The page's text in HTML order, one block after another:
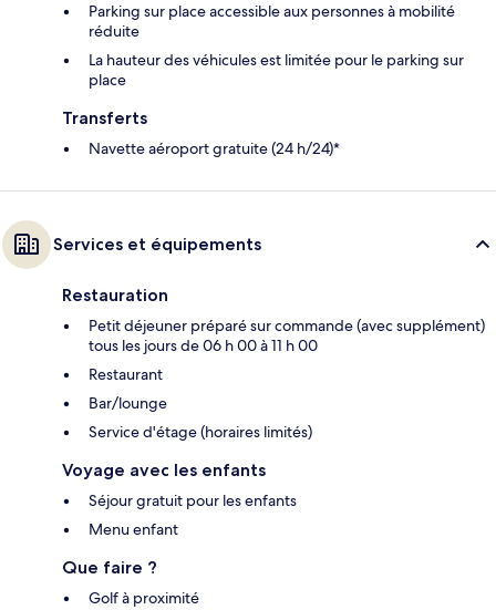
Parking sur place accessible aux personnes à mobilité
réduite
La hauteur des véhicules est limitée pour le parking sur
place
Transferts
Navette aéroport gratuite (24 h/24)*
Services et équipements
Restauration
Petit déjeuner préparé sur commande (avec supplément)
tous les jours de 06 h 00 à 11 h 00
Restaurant
Bar/lounge
Service d'étage (horaires limités)
Voyage avec les enfants
Séjour gratuit pour les enfants
Menu enfant
Que faire ?
Golf à proximité